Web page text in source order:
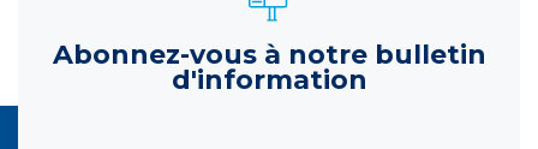
Abonnez-vous à notre bulletin
d'information